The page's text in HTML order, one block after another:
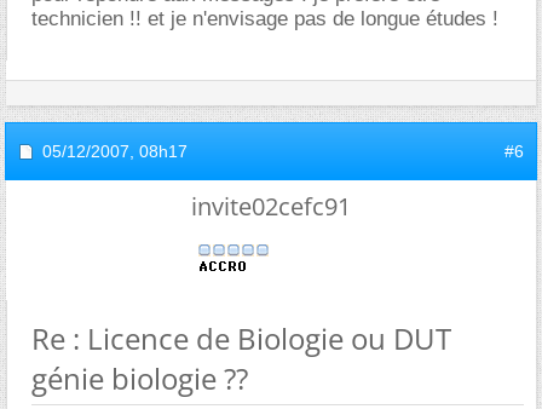
technicien !! et je n'envisage pas de longue études !
05/12/2007, 08h17 #6
invite02cefc91
Re : Licence de Biologie ou DUT
génie biologie ??